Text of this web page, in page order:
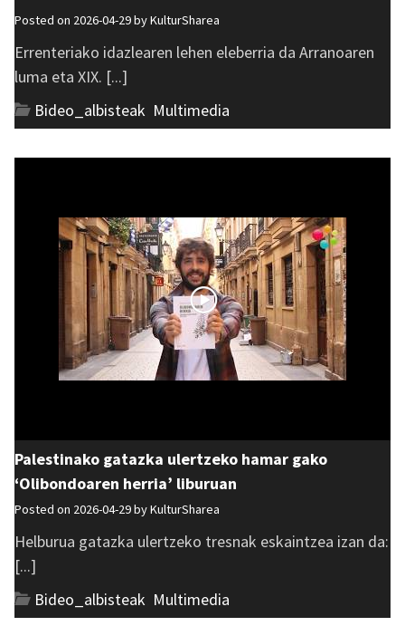
Posted on 2026-04-29 byKulturSharea
Errenteriako idazlearen lehen eleberria da Arranoaren
luma eta XIX. [...]
Bideo_albisteak Multimedia
Palestinako gatazka ulertzeko hamar gako
‘Olibondoaren herria’ liburuan
Posted on 2026-04-29 byKulturSharea
Helburua gatazka ulertzeko tresnak eskaintzea izan da:
[...]
Bideo_albisteak Multimedia